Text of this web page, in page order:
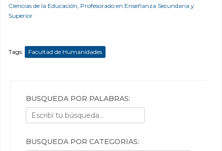
Ciencias de la Educación, Profesorado en Enseñanza Secundaria y
Superior
Tags: Facultad de Humanidades
BÚSQUEDA POR PALABRAS:
BÚSQUEDA POR CATEGORÍAS: